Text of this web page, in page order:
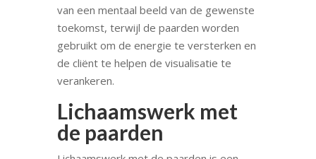
van een mentaal beeld van de gewenste
toekomst, terwijl de paarden worden
gebruikt om de energie te versterken en
de cliënt te helpen de visualisatie te
verankeren.
Lichaamswerk met
de paarden